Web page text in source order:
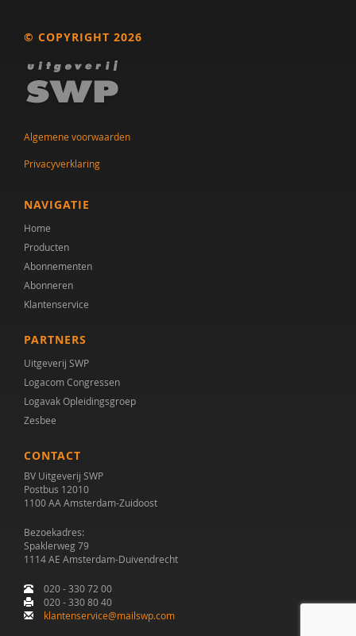
© COPYRIGHT 2026
Algemene voorwaarden
Privacyverklaring
NAVIGATIE
Home
Producten
Abonnementen
Abonneren
Klantenservice
PARTNERS
Uitgeverij SWP
Logacom Congressen
Logavak Opleidingsgroep
Zesbee
CONTACT
BV Uitgeverij SWP
Postbus 12010
1100 AA Amsterdam-Zuidoost
Bezoekadres:
Spaklerweg 79
1114 AE Amsterdam-Duivendrecht
020 - 330 72 00
020 - 330 80 40
klantenservice@mailswp.com